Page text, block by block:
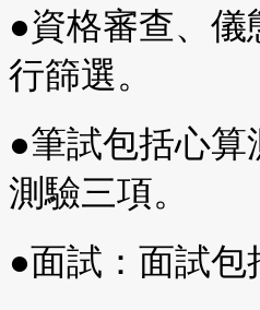
●資格審查、
行篩選。
●筆試包括心算
測驗三項。
●面試：面試